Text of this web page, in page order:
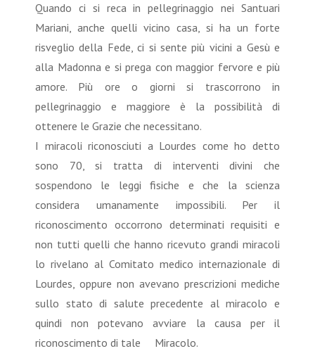
Quando ci si reca in pellegrinaggio nei Santuari
Mariani, anche quelli vicino casa, si ha un forte
risveglio della Fede, ci si sente più vicini a Gesù e
alla Madonna e si prega con maggior fervore e più
amore. Più ore o giorni si trascorrono in
pellegrinaggio e maggiore è la possibilità di
ottenere le Grazie che necessitano.
I miracoli riconosciuti a Lourdes come ho detto
sono 70, si tratta di interventi divini che
sospendono le leggi fisiche e che la scienza
considera umanamente impossibili. Per il
riconoscimento occorrono determinati requisiti e
non tutti quelli che hanno ricevuto grandi miracoli
lo rivelano al Comitato medico internazionale di
Lourdes, oppure non avevano prescrizioni mediche
sullo stato di salute precedente al miracolo e
quindi non potevano avviare la causa per il
riconoscimento di tale Miracolo.